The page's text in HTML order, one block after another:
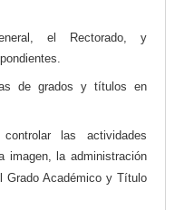
el Rectorado, y
de grados y títulos en
las actividades
imagen, la administración
Grado Académico y Título